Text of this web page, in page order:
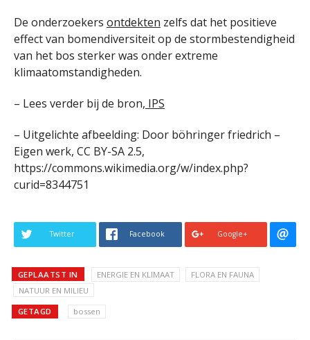
De onderzoekers ontdekten zelfs dat het positieve
effect van bomendiversiteit op de stormbestendigheid
van het bos sterker was onder extreme
klimaatomstandigheden.
– Lees verder bij de bron, IPS
– Uitgelichte afbeelding: Door böhringer friedrich –
Eigen werk, CC BY-SA 2.5,
https://commons.wikimedia.org/w/index.php?
curid=8344751
Twitter Facebook Google+
GEPLAATST IN ENERGIE EN KLIMAAT
FLORA EN FAUNA
NATUUR EN MILIEU
GETAGD bossen